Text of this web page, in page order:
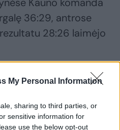
My Personal Information
sharing to third parties, or
sensitive information for
use the below opt-out
36:29, antrose
28:26 laimėjo
rungtynėse slėgė
dešimt metimų iš